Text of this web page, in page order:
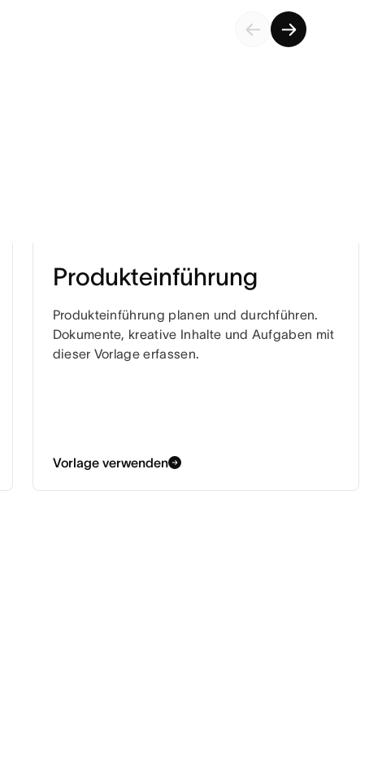
Produkteinführung
Produkteinführung planen und durchführen.
Dokumente, kreative Inhalte und Aufgaben mit
dieser Vorlage erfassen.
Vorlage verwenden